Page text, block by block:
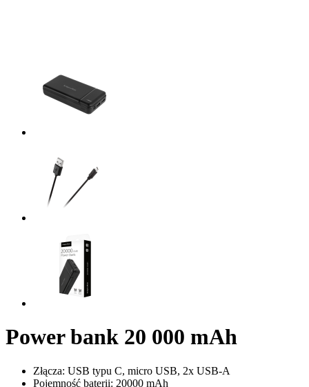
Power bank 20 000 mAh
Złącza: USB typu C, micro USB, 2x USB-A
Pojemność baterii: 20000 mAh